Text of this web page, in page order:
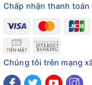
Chấp nhận thanh toán
Chúng tôi trên mạng